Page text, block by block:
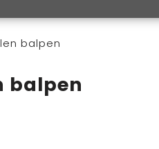
balpen
balpen